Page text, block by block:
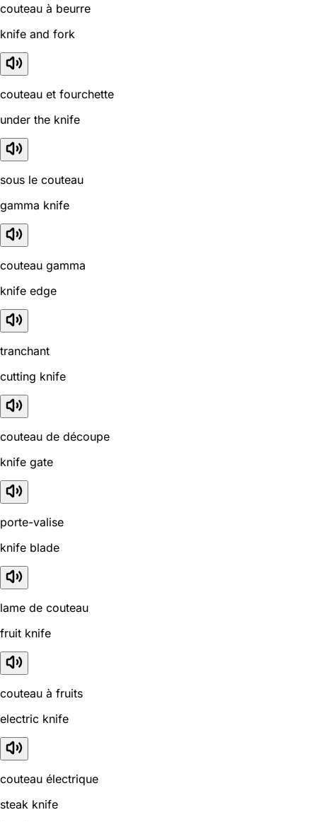
couteau à beurre
knife and fork
couteau et fourchette
under the knife
sous le couteau
gamma knife
couteau gamma
knife edge
tranchant
cutting knife
couteau de découpe
knife gate
porte-valise
knife blade
lame de couteau
fruit knife
couteau à fruits
electric knife
couteau électrique
steak knife